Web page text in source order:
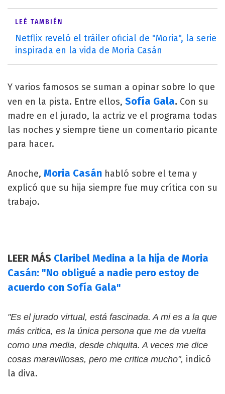
LEÉ TAMBIÉN
Netflix reveló el tráiler oficial de "Moria", la serie
inspirada en la vida de Moria Casán
Y varios famosos se suman a opinar sobre lo que
ven en la pista. Entre ellos, Sofía Gala. Con su
madre en el jurado, la actriz ve el programa todas
las noches y siempre tiene un comentario picante
para hacer.
Anoche, Moria Casán habló sobre el tema y
explicó que su hija siempre fue muy crítica con su
trabajo.
LEER MÁS Claribel Medina a la hija de Moria
Casán: "No obligué a nadie pero estoy de
acuerdo con Sofía Gala"
"Es el jurado virtual, está fascinada. A mi es a la que
más critica, es la única persona que me da vuelta
como una media, desde chiquita. A veces me dice
cosas maravillosas, pero me critica mucho", indicó
la diva.